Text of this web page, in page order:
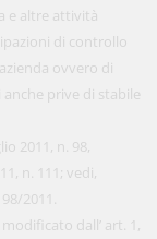
e altre attività
di controllo
ovvero di
prive di stabile
2011, n. 98,
n. 111; vedi,
2011.
dall’ art. 1,